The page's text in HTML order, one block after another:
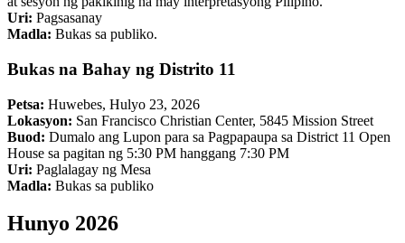
Uri: Pagsasanay
Madla: Bukas sa publiko.
Bukas na Bahay ng Distrito 11
Petsa: Huwebes, Hulyo 23, 2026
Lokasyon: San Francisco Christian Center, 5845 Mission Street
Buod: Dumalo ang Lupon para sa Pagpapaupa sa District 11 Open
House sa pagitan ng 5:30 PM hanggang 7:30 PM
Uri: Paglalagay ng Mesa
Madla: Bukas sa publiko
Hunyo 2026